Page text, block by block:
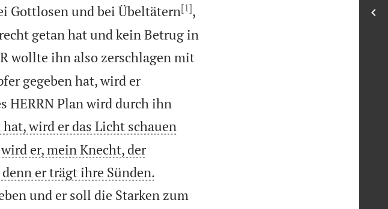
Gottlosen und bei Übeltätern[1],
getan hat und kein Betrug in
wollte ihn also zerschlagen mit
gegeben hat, wird er
HERRN Plan wird durch ihn
wird er das Licht schauen
er, mein Knecht, der
er trägt ihre Sünden.
und er soll die Starken zum